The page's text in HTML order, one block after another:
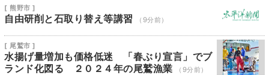
[ 熊野市 ]
自由研削と石取り替え等講習 （9分前）
[ 尾鷲市 ]
水揚げ量増加も価格低迷 「春ぶり宣言」でブ
ランド化図る ２０２４年の尾鷲漁業
（9分前）